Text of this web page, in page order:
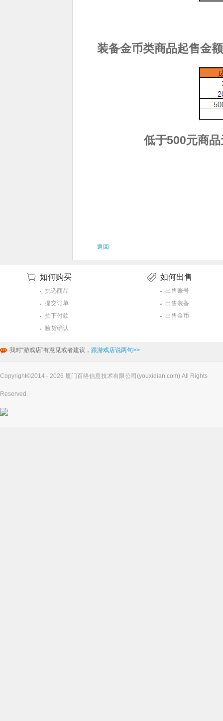
装备金币类商品起售金
低于500元商
返回
如何购买
挑选商品
提交订单
拍下付款
验货确认
如何出售
出售账号
出售装备
出售金币
我对“游戏店”有意见或者建议， 跟游戏店说两句>>
Copyright©2014 - 2026 厦门百络信息技术有限公司(youxidian.com) All Rights
Reserved.